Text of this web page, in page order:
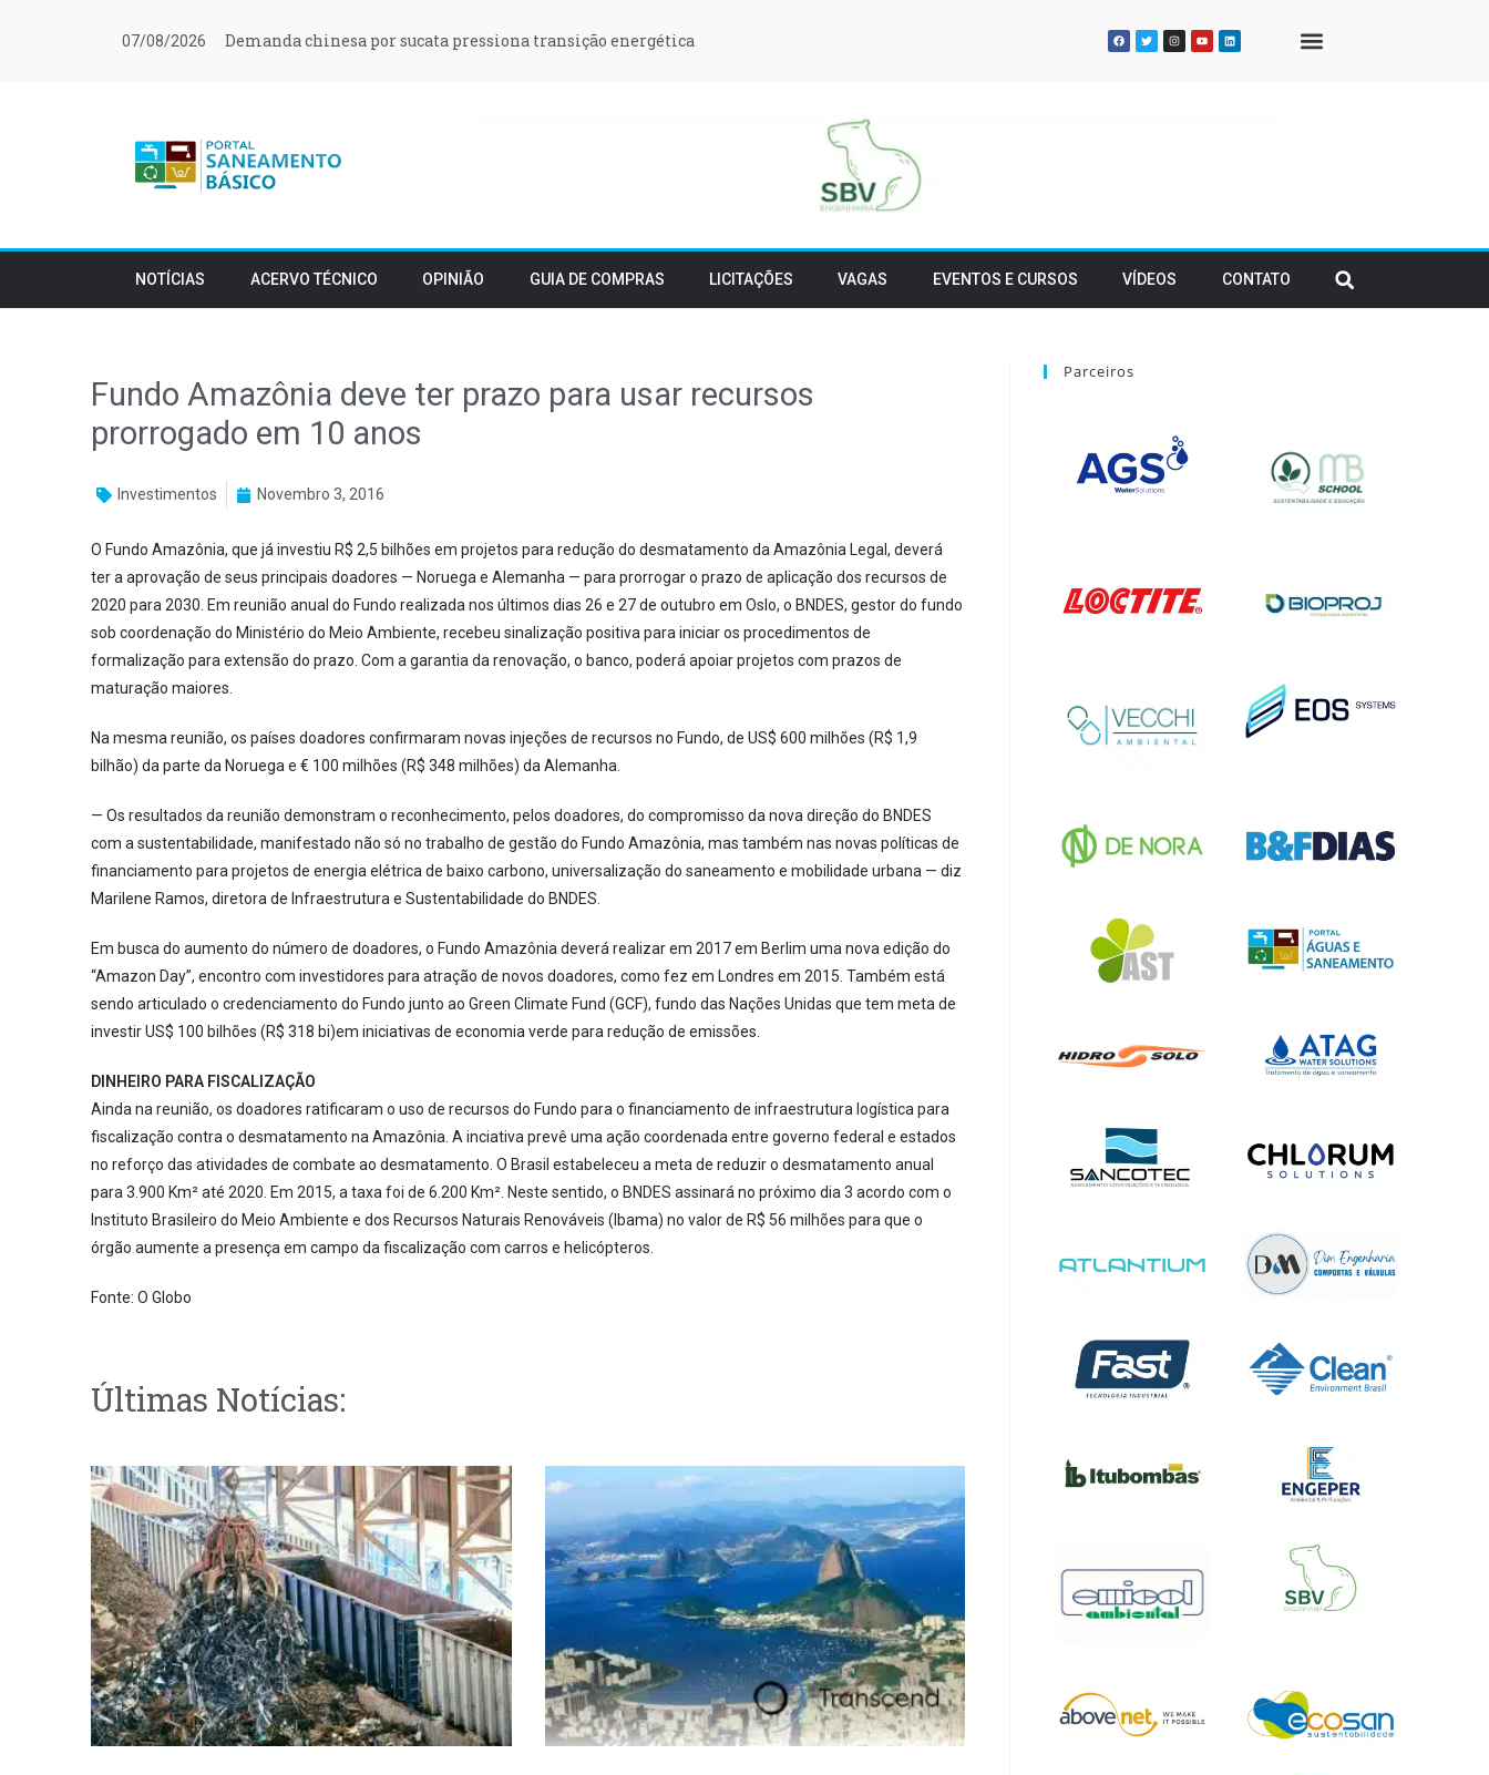
07/08/2026 Demanda chinesa por sucata pressiona transição energética
NOTÍCIAS ACERVO TÉCNICO OPINIÃO GUIA DE COMPRAS LICITAÇÕES VAGAS EVENTOS E CURSOS VÍDEOS CONTATO
Fundo Amazônia deve ter prazo para usar recursos
prorrogado em 10 anos
Investimentos Novembro 3, 2016
O Fundo Amazônia, que já investiu R$ 2,5 bilhões em projetos para redução do desmatamento da Amazônia Legal, deverá
ter a aprovação de seus principais doadores — Noruega e Alemanha — para prorrogar o prazo de aplicação dos recursos de
2020 para 2030. Em reunião anual do Fundo realizada nos últimos dias 26 e 27 de outubro em Oslo, o BNDES, gestor do fundo
sob coordenação do Ministério do Meio Ambiente, recebeu sinalização positiva para iniciar os procedimentos de
formalização para extensão do prazo. Com a garantia da renovação, o banco, poderá apoiar projetos com prazos de
maturação maiores.
Na mesma reunião, os países doadores confirmaram novas injeções de recursos no Fundo, de US$ 600 milhões (R$ 1,9
bilhão) da parte da Noruega e € 100 milhões (R$ 348 milhões) da Alemanha.
— Os resultados da reunião demonstram o reconhecimento, pelos doadores, do compromisso da nova direção do BNDES
com a sustentabilidade, manifestado não só no trabalho de gestão do Fundo Amazônia, mas também nas novas políticas de
financiamento para projetos de energia elétrica de baixo carbono, universalização do saneamento e mobilidade urbana — diz
Marilene Ramos, diretora de Infraestrutura e Sustentabilidade do BNDES.
Em busca do aumento do número de doadores, o Fundo Amazônia deverá realizar em 2017 em Berlim uma nova edição do
“Amazon Day”, encontro com investidores para atração de novos doadores, como fez em Londres em 2015. Também está
sendo articulado o credenciamento do Fundo junto ao Green Climate Fund (GCF), fundo das Nações Unidas que tem meta de
investir US$ 100 bilhões (R$ 318 bi)em iniciativas de economia verde para redução de emissões.
DINHEIRO PARA FISCALIZAÇÃO
Ainda na reunião, os doadores ratificaram o uso de recursos do Fundo para o financiamento de infraestrutura logística para
fiscalização contra o desmatamento na Amazônia. A inciativa prevê uma ação coordenada entre governo federal e estados
no reforço das atividades de combate ao desmatamento. O Brasil estabeleceu a meta de reduzir o desmatamento anual
para 3.900 Km² até 2020. Em 2015, a taxa foi de 6.200 Km². Neste sentido, o BNDES assinará no próximo dia 3 acordo com o
Instituto Brasileiro do Meio Ambiente e dos Recursos Naturais Renováveis (Ibama) no valor de R$ 56 milhões para que o
órgão aumente a presença em campo da fiscalização com carros e helicópteros.
Fonte: O Globo
Últimas Notícias:
Parceiros